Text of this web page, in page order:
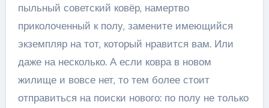
пыльный советский ковёр, намертво
приколоченный к полу, замените имеющийся
экземпляр на тот, который нравится вам. Или
даже на несколько. А если ковра в новом
жилище и вовсе нет, то тем более стоит
отправиться на поиски нового: по полу не только